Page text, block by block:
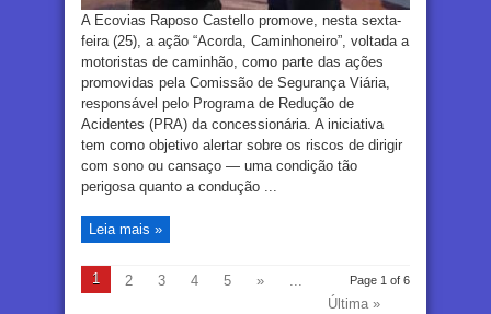
A Ecovias Raposo Castello promove, nesta sexta-
feira (25), a ação “Acorda, Caminhoneiro”, voltada a
motoristas de caminhão, como parte das ações
promovidas pela Comissão de Segurança Viária,
responsável pelo Programa de Redução de
Acidentes (PRA) da concessionária. A iniciativa
tem como objetivo alertar sobre os riscos de dirigir
com sono ou cansaço — uma condição tão
perigosa quanto a condução ...
Leia mais »
Page 1 of 6
1 2 3 4 5 »
...
Última »